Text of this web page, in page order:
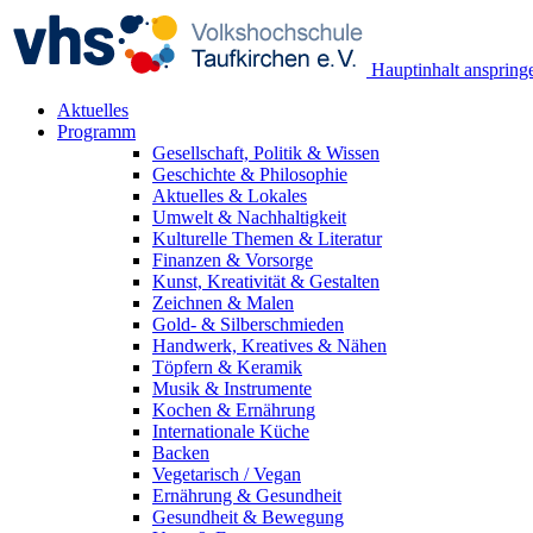
Hauptinhalt
Aktuelles
Programm
Gesellschaft, Politik & Wissen
Geschichte & Philosophie
Aktuelles & Lokales
Umwelt & Nachhaltigkeit
Kulturelle Themen & Literatur
Finanzen & Vorsorge
Kunst, Kreativität & Gestalten
Zeichnen & Malen
Gold- & Silberschmieden
Handwerk, Kreatives & Nähen
Töpfern & Keramik
Musik & Instrumente
Kochen & Ernährung
Internationale Küche
Backen
Vegetarisch / Vegan
Ernährung & Gesundheit
Gesundheit & Bewegung